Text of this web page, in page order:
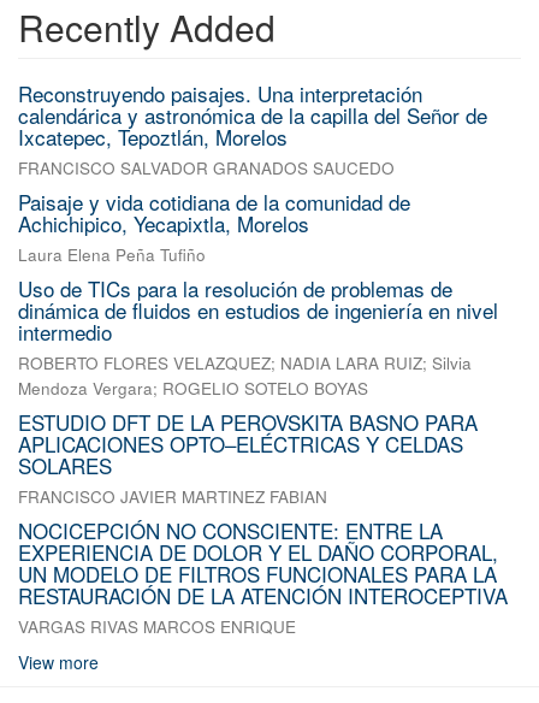
Recently Added
Reconstruyendo paisajes. Una interpretación
calendárica y astronómica de la capilla del Señor de
Ixcatepec, Tepoztlán, Morelos
FRANCISCO SALVADOR GRANADOS SAUCEDO
Paisaje y vida cotidiana de la comunidad de
Achichipico, Yecapixtla, Morelos
Laura Elena Peña Tufiño
Uso de TICs para la resolución de problemas de
dinámica de fluidos en estudios de ingeniería en nivel
intermedio
ROBERTO FLORES VELAZQUEZ; NADIA LARA RUIZ; Silvia
Mendoza Vergara; ROGELIO SOTELO BOYAS
ESTUDIO DFT DE LA PEROVSKITA BASNO PARA
APLICACIONES OPTO–ELÉCTRICAS Y CELDAS
SOLARES
FRANCISCO JAVIER MARTINEZ FABIAN
NOCICEPCIÓN NO CONSCIENTE: ENTRE LA
EXPERIENCIA DE DOLOR Y EL DAÑO CORPORAL,
UN MODELO DE FILTROS FUNCIONALES PARA LA
RESTAURACIÓN DE LA ATENCIÓN INTEROCEPTIVA
VARGAS RIVAS MARCOS ENRIQUE
View more